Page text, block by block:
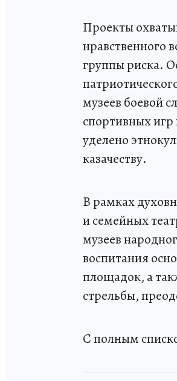
Проекты
нравственного
группы риска.
музеев боевой
спортивных
уделено
казачеству.
В рамках
и семейных
музеев
воспитания
площадок, а
стрельбы,
С полным